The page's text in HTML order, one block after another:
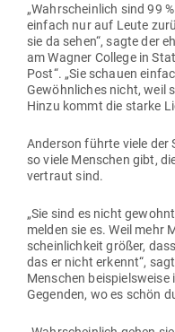
„Wahr­scheinlich sind 99
einfach nur auf Leute
sie da sehen“, sagte der
am Wagner College in
Post“. „Sie schauen
Gewöhn­liches nicht, weil
Hinzu kommt die starke
Anderson führte viele der
so viele Men­schen gibt,
ver­traut sind.
„Sie sind es nicht
melden sie es. Weil mehr
schein­lichkeit größer,
das er nicht erkennt“,
Men­schen bei­spiels­weise
Gegenden, wo es schön